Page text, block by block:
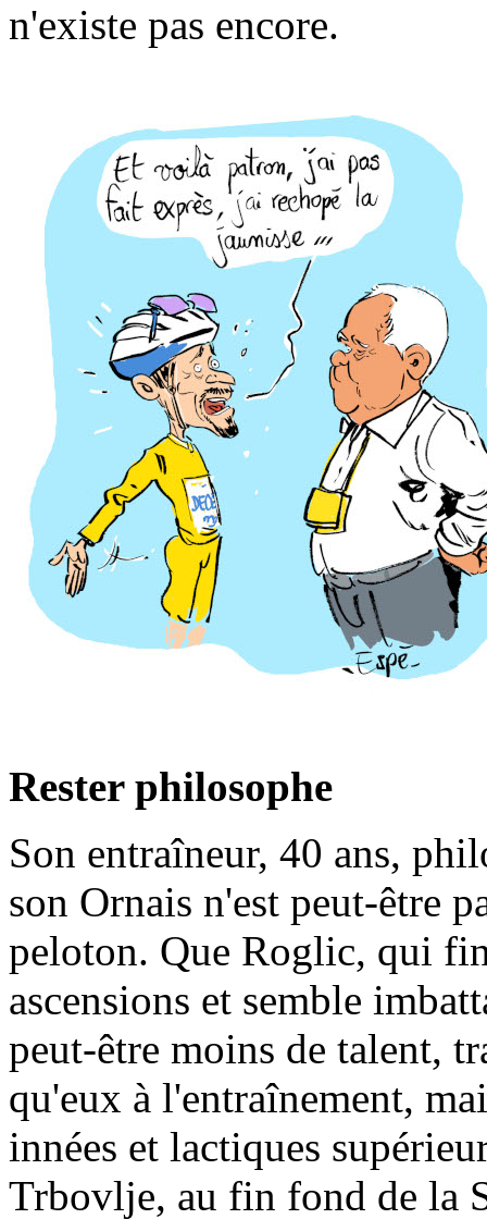
n'existe pas encore.
Rester philosophe
Son entraîneur, 40 ans,
son Ornais n'est peut-être
peloton. Que Roglic, qui
ascensions et semble
peut-être moins de talent,
qu'eux à l'entraînement,
innées et lactiques
Trbovlje, au fin fond de la